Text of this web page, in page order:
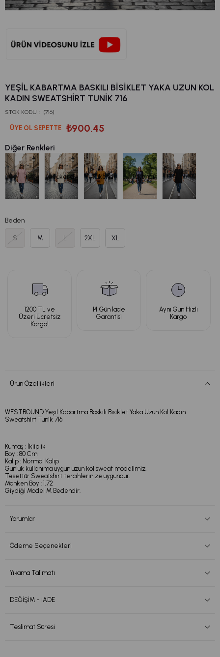
YEŞIL KABARTMA BASKILI BISIKLET YAKA UZUN KOL
KADIN SWEATSHIRT TUNIK 716
STOK KODU (716)
ÜYE OL SEPETTE ₺900,45
Diğer Renkleri
Tükendi Tükendi Tükendi
Beden
S M L 2XL XL
1200 TL ve
Üzeri Ücretsiz
Kargo!
14 Gün İade
Garantisi
Aynı Gün Hızlı
Kargo
Ürün Özellikleri
WESTBOUND Yeşil Kabartma Baskılı Bisiklet Yaka Uzun Kol Kadın
Sweatshirt Tunik 716
Kumaş : İkiiplik
Boy : 80 Cm
Kalıp : Normal Kalıp
Günlük kullanıma uygun uzun kol sweat modelimiz.
Tesettür Sweatshirt tercihlerinize uygundur.
Manken Boy : 1,72
Giydiği Model M Bedendir.
Yorumlar
Ödeme Seçenekleri
Yıkama Talimatı
DEĞİŞİM - İADE
Teslimat Süresi